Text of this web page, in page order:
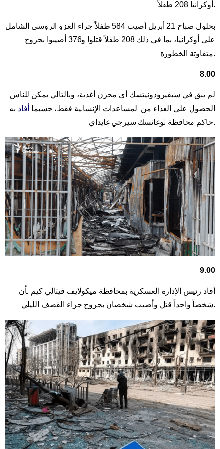
أوكرانيا 208 طفلاً.
بحلول صباح 21 أبريل أصيب 584 طفلاً جراء الغزو الروسي الشامل
على أوكرانيا، بما في ذلك 208 طفلاً قتلوا و376 أصيبوا بجروح
متفاوتة الخطورة.
8.00
لم يبق في سيفيرودونيتسك أي مخزن أغذية، وبالتالي يمكن للناس
الحصول على الغذاء من المساعدات الإنسانية فقط، حسبما أفاد به
حاكم محافظة لوغانسك سيرجي غايداي.
9.00
أفاد رئيس الإدارة العسكرية بمحافظة ميكولايف فيتالي كيم بأن
شخصاً واحداً قتل وأصيب شخصان بجروح جراء القصف الليلي.